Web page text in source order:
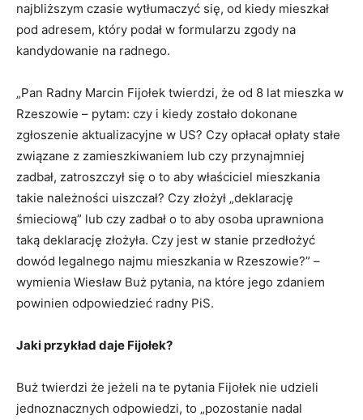
najbliższym czasie wytłumaczyć się, od kiedy mieszkał
pod adresem, który podał w formularzu zgody na
kandydowanie na radnego.
„Pan Radny Marcin Fijołek twierdzi, że od 8 lat mieszka w
Rzeszowie – pytam: czy i kiedy zostało dokonane
zgłoszenie aktualizacyjne w US? Czy opłacał opłaty stałe
związane z zamieszkiwaniem lub czy przynajmniej
zadbał, zatroszczył się o to aby właściciel mieszkania
takie należności uiszczał? Czy złożył „deklarację
śmieciową” lub czy zadbał o to aby osoba uprawniona
taką deklarację złożyła. Czy jest w stanie przedłożyć
dowód legalnego najmu mieszkania w Rzeszowie?” –
wymienia Wiesław Buż pytania, na które jego zdaniem
powinien odpowiedzieć radny PiS.
Jaki przykład daje Fijołek?
Buż twierdzi że jeżeli na te pytania Fijołek nie udzieli
jednoznacznych odpowiedzi, to „pozostanie nadal